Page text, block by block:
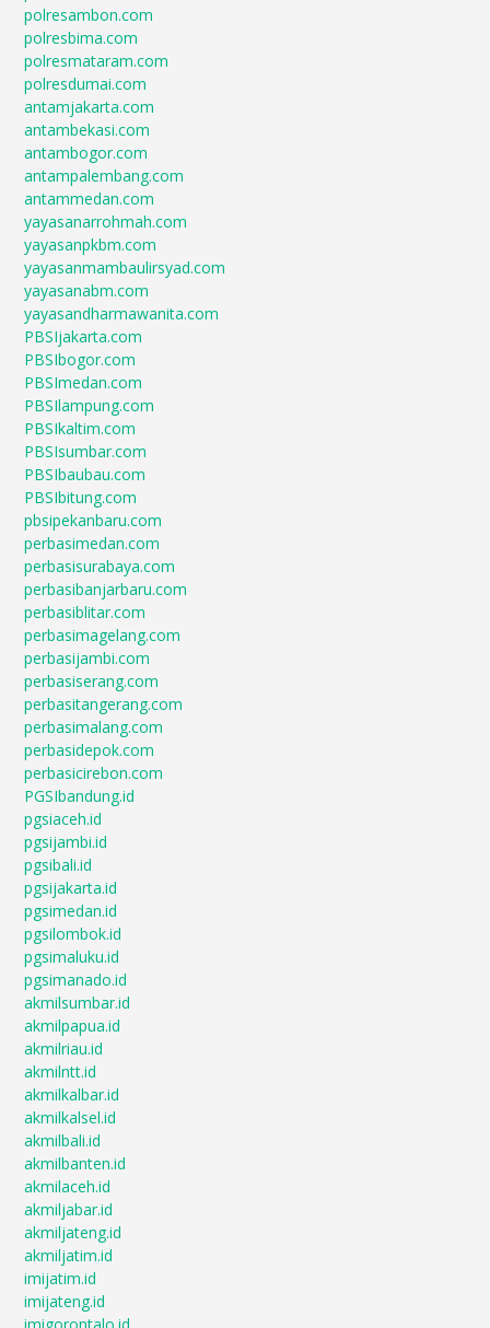
polresambon.com
polresbima.com
polresmataram.com
polresdumai.com
antamjakarta.com
antambekasi.com
antambogor.com
antampalembang.com
antammedan.com
yayasanarrohmah.com
yayasanpkbm.com
yayasanmambaulirsyad.com
yayasanabm.com
yayasandharmawanita.com
PBSIjakarta.com
PBSIbogor.com
PBSImedan.com
PBSIlampung.com
PBSIkaltim.com
PBSIsumbar.com
PBSIbaubau.com
PBSIbitung.com
pbsipekanbaru.com
perbasimedan.com
perbasisurabaya.com
perbasibanjarbaru.com
perbasiblitar.com
perbasimagelang.com
perbasijambi.com
perbasiserang.com
perbasitangerang.com
perbasimalang.com
perbasidepok.com
perbasicirebon.com
PGSIbandung.id
pgsiaceh.id
pgsijambi.id
pgsibali.id
pgsijakarta.id
pgsimedan.id
pgsilombok.id
pgsimaluku.id
pgsimanado.id
akmilsumbar.id
akmilpapua.id
akmilriau.id
akmilntt.id
akmilkalbar.id
akmilkalsel.id
akmilbali.id
akmilbanten.id
akmilaceh.id
akmiljabar.id
akmiljateng.id
akmiljatim.id
imijatim.id
imijateng.id